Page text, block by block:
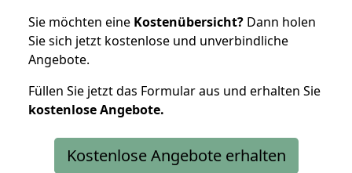
Sie möchten eine Kostenübersicht? Dann holen
Sie sich jetzt kostenlose und unverbindliche
Angebote.
Füllen Sie jetzt das Formular aus und erhalten Sie
kostenloseAngebote.
Kostenlose Angebote erhalten